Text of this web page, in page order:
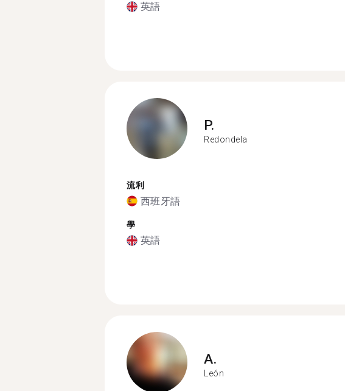
英語
P.
Redondela
流利
西班牙語
學
英語
A.
León